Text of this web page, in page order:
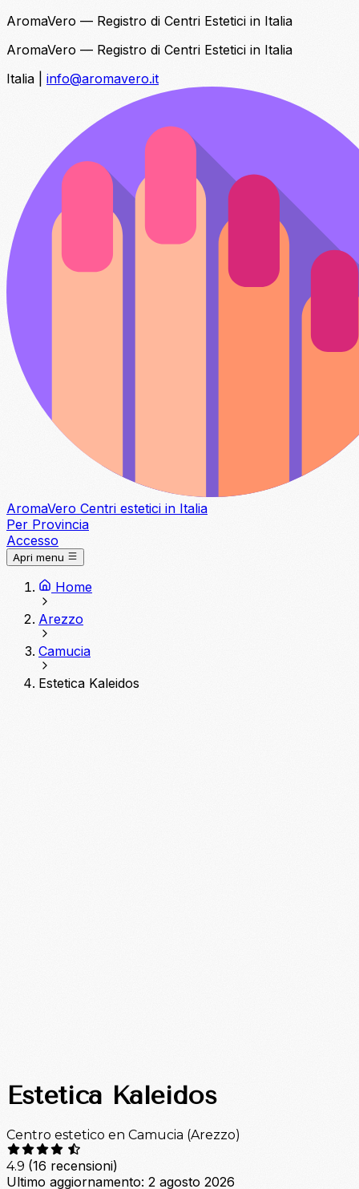
AromaVero — Registro di Centri Estetici in Italia
AromaVero — Registro di Centri Estetici in Italia
Italia
info@aromavero.it
AromaVero Centri estetici in Italia
Per Provincia
Accesso
Apri menu
Home
Arezzo
Camucia
Estetica Kaleidos
Estetica Kaleidos
Centro estetico en Camucia (Arezzo)
4.9 (16 recensioni)
Ultimo aggiornamento: 2 agosto 2026